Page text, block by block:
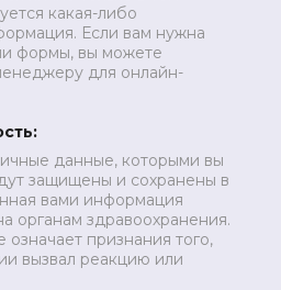
какая-либо
Если вам нужна
формы, вы можете
для онлайн-
данные, которыми вы
защищены и сохранены в
вами информация
органам здравоохранения.
признания того,
вызвал реакцию или